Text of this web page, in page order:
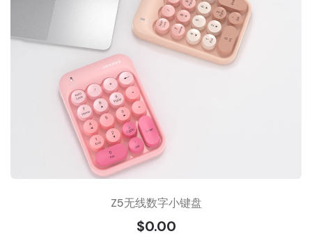
Z5无线数字小键盘
$0.00